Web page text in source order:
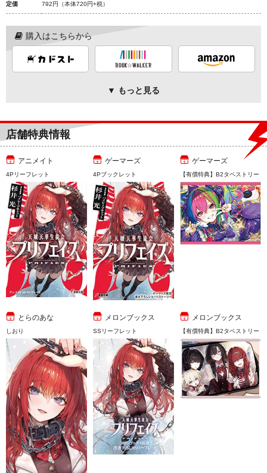
定価 792円 （本体720円+税）
購入はこちらから
▼ もっと見る
店舗特典情報
アニメイト
4Pリーフレット
ゲーマーズ
4Pブックレット
ゲーマーズ
【有償特典】B2タペストリー
とらのあな
しおり
メロンブックス
SSリーフレット
メロンブックス
【有償特典】B2タペストリー